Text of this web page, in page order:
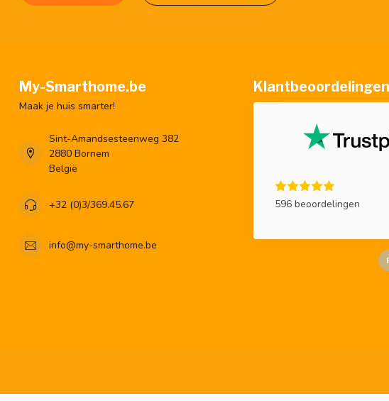
My-Smarthome.be
Maak je huis smarter!
Sint-Amandsesteenweg 382
2880 Bornem
België
+32 (0)3/369.45.67
info@my-smarthome.be
Klantbeoordelingen
596 beoordelingen